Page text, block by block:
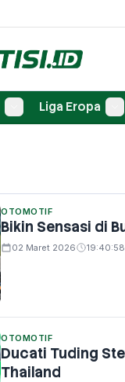
Liga Eropa
OTOMOTIF
Bikin Sensasi di
02 Maret 2026 19:40:58
OTOMOTIF
Ducati Tuding
Thailand